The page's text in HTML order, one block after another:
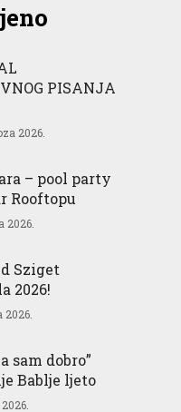
PISANJA
2026.
– pool party
Rooftopu
2026.
Sziget
2026!
2026.
sam dobro”
Bablje ljeto